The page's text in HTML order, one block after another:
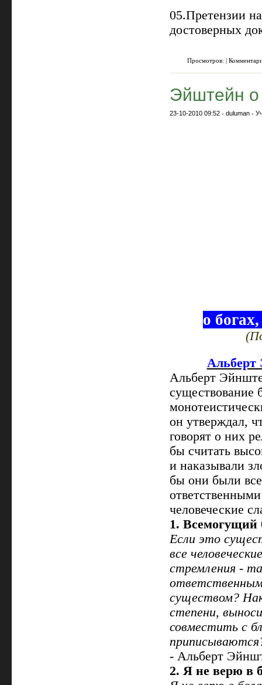
05.Претензии
достоверных
Просмотров: |
Эйштейн о
23-10-2010 09:52 -duluman -
о
Альберт
Альберт
существование
он утверждал,
говорят о них
бы считать
и наказывали
бы они были
человеческие
1. Всемогущий
Если это
все
стремления -
существом?
степени,
совместить с
- Альберт
2. Я не верю в